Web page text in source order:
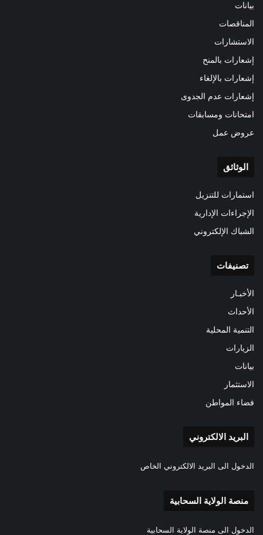
بيانات
المناقصات
الاستشارات
إشعارات بالمنح
إشعارات بالإلغاء
إشعارات عدم الجدوى
امتحانات ومسابقات
عروض عمل
الوثائق
استمارات للتنزيل
الإجراءات الإدارية
الشباك الإلكتروني
تصنيفات
الأخبـار
الأحداث
التنمية المحلية
الزيارات
بيانات
الاستثمار
فضاء المواطن
البريد الالكتروني
الدخول الى البريد الالكتروني الخاص
منصة الولاية السحابية
الدخول الى منصة الولاية السحابية